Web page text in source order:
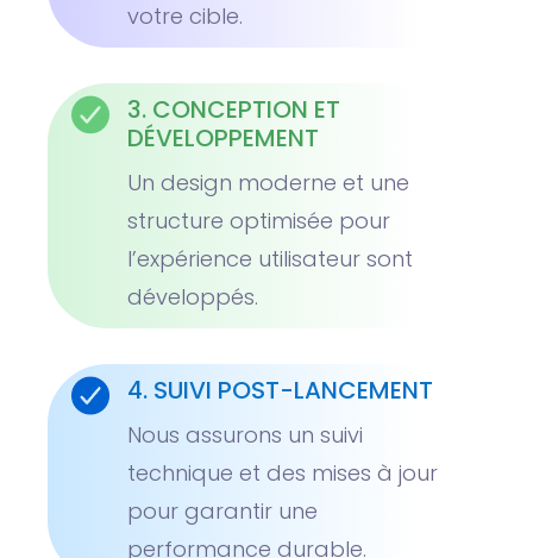
votre cible.
3. CONCEPTION ET
DÉVELOPPEMENT
Un design moderne et une
structure optimisée pour
l’expérience utilisateur sont
développés.
4. SUIVI POST-LANCEMENT
Nous assurons un suivi
technique et des mises à jour
pour garantir une
performance durable.